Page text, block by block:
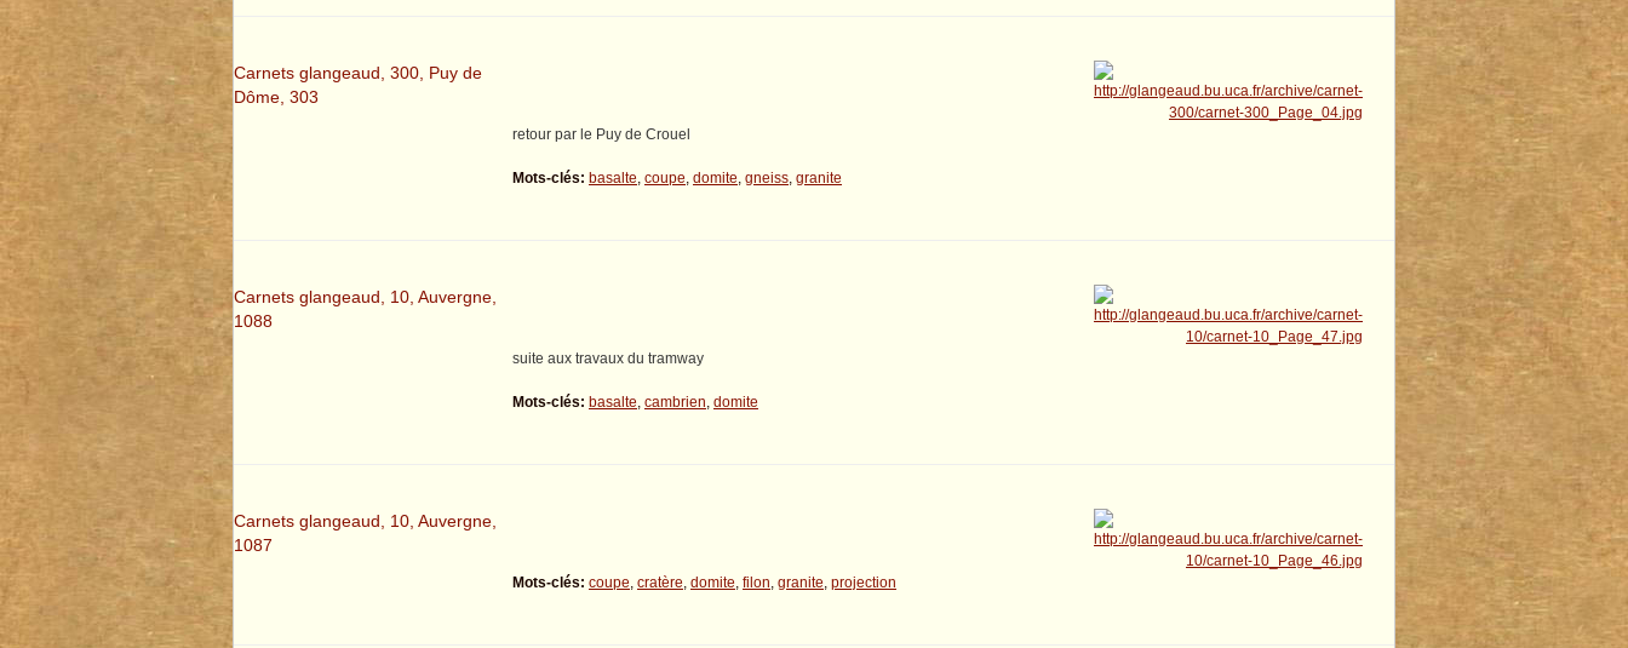
Carnets glangeaud, 300, Puy de
Dôme, 303
retour par le Puy de Crouel
Mots-clés: basalte, coupe, domite, gneiss, granite
Carnets glangeaud, 10, Auvergne,
1088
suite aux travaux du tramway
Mots-clés: basalte, cambrien, domite
Carnets glangeaud, 10, Auvergne,
1087
Mots-clés: coupe, cratère, domite, filon, granite, projection